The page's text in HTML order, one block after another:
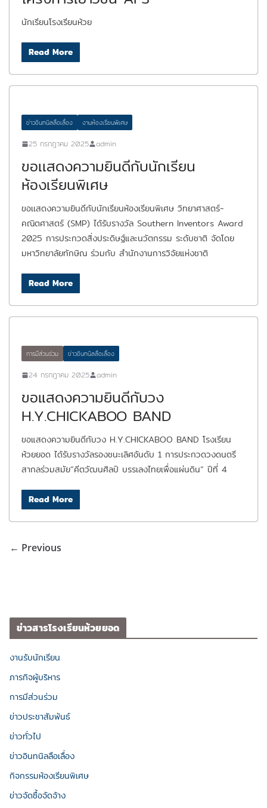
นักเรียนโรงเรียนห้วย
Read More
ข่าวอินทนิลลือเลื่อง งานห้องเรียนพิเศษ
25 กรกฎาคม 2025 admin
ขอเเสดงความยินดีกับนักเรียน
ห้องเรียนพิเศษ
ขอเเสดงความยินดีกับนักเรียนห้องเรียนพิเศษ วิทยาศาสตร์-
คณิตศาสตร์ (SMP) ได้รับรางวัล Southern Inventors Award
2025 การประกวดสิ่งประดิษฐ์และนวัตกรรม ระดับชาติ จัดโดย
มหาวิทยาลัยทักษิณ ร่วมกับ สำนักงานการวิจัยแห่งชาติ
Read More
การมีส่วนร่วม ข่าวอินทนิลลือเลื่อง
24 กรกฎาคม 2025 admin
ขอแสดงความยินดีกับวง
H.Y.CHICKABOO BAND
ขอแสดงความยินดีกับวง H.Y.CHICKABOO BAND โรงเรียน
ห้วยยอด ได้รับรางวัลรองชนะเลิศอันดับ 1 การประกวดวงดนตรี
สากลร่วมสมัย”คีตวัฒนศิลป์ บรรเลงไทยเพื่อแผ่นดิน” ปีที่ 4
Read More
← Previous
ข่าวสารโรงเรียนห้วยยอด
งานรับนักเรียน
ภารกิจผู้บริหาร
การมีส่วนร่วม
ข่าวประชาสัมพันธ์
ข่าวทั่วไป
ข่าวอินทนิลลือเลื่อง
กิจกรรมห้องเรียนพิเศษ
ข่าวจัดซื้อจัดจ้าง